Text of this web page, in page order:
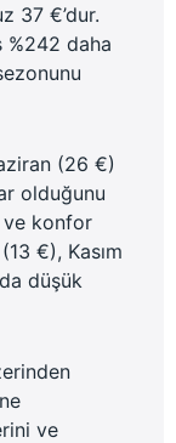
37 €’dur.
%242 daha
(26 €)
olduğunu
konfor
€), Kasım
düşük
ve